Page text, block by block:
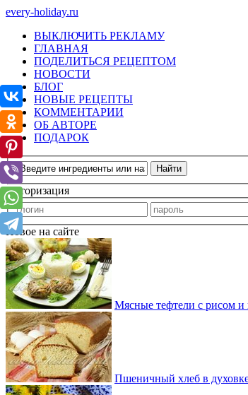
every-holiday.ru
ВЫКЛЮЧИТЬ РЕКЛАМУ
ГЛАВНАЯ
ПОДЕЛИТЬСЯ РЕЦЕПТОМ
НОВОСТИ
БЛОГ
НОВЫЕ РЕЦЕПТЫ
КОММЕНТАРИИ
ОБ АВТОРЕ
ПОДАРОК
Авторизация
Новое на сайте
Мясные тефтели с рисом и
Пшеничный хлеб в